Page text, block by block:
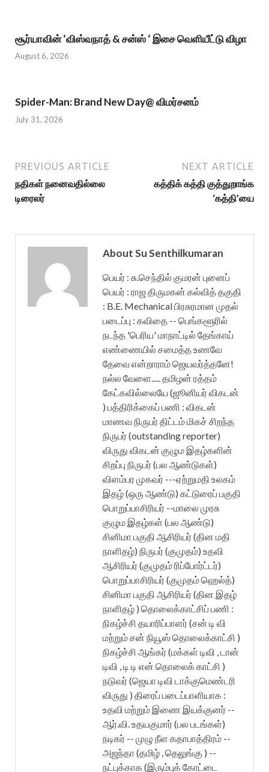
சூர்யாவின் ‘விஸ்வநாத் & சன்ஸ் ‘ இசை வெளியீட்டு விழா
August 6, 2026
Spider-Man: Brand New Day@ விமர்சனம்
July 31, 2026
PREVIOUS ARTICLE
நதிகள் நனைவதில்லை
டிரைலர்
NEXT ARTICLE
கத்திக் கத்தி குத்துறாங்க
‘கத்தி’யை
About Su Senthilkumaran
பெயர் : சு.செந்தில் குமரன் புனைப்
பெயர் : ராஜ திருமகன் கல்வித் தகுதி
: B.E. Mechanical பிரசுரமான முதல்
படைப்பு : கவிதை -- பெங்களூரில்
நடந்த 'பெரிய' மாநாட்டில் தேங்காய்
எண்ணையில் சமைத்த உணவே
தேவை என்றாராம் ஜெயவர்த்தனே!
நல்ல வேளை..... தமிழன் ரத்தம்
கேட்கவில்லையே (ஜூனியர் விகடன்
) பத்திரிக்கைப் பணி : விகடன்
மாணவ நிருபர் திட்டம் மிகச் சிறந்த
நிருபர் (outstanding reporter)
விருது விகடன் குழும இதழ்களின்
சிறப்பு நிருபர் (பல ஆண்டுகள்)
விளம்பர முகவர் ---ஏற்றுமதி உலகம்
இதழ் (ஒரு ஆண்டு) கட்டுரைப் பகுதி
பொறுப்பாசிரியர் --மாலை முரசு
குழும இதழ்கள் (பல ஆண்டு)
சினிமா பகுதி ஆசிரியர் (தின மதி
நாளிதழ்) நிருபர் (குமுதம்) உதவி
ஆசிரியர் (குமுதம் ரிப்போர்ட்டர்)
பொறுப்பாசிரியர் (குமுதம் ஹெல்த்)
சினிமா பகுதி ஆசிரியர் (தின இதழ்
நாளிதழ் ) தொலைக்காட்சிப் பணி :
நிகழ்ச்சி தயாரிப்பாளர் (சன் டி வி
மற்றும் சன் நியூஸ் தொலைக்காட்சி )
நிகழ்ச்சி ஆங்கர் (மக்கள் டிவி , டான்
டிவி , டி டி என் தொலைக் காட்சி )
நடுவர் (ஜெயா டிவி டாக்குமெண்டரி
விருது ) திரைப் படைப்பாளியாக :
உதவி மற்றும் இணை இயக்குனர் --
ஆர்.வி. உதயகுமார் (பல படங்கள்)
நடிகர் -- முழு நீள கதாபாத்திரம் --
அஜந்தா (தமிழ் , தெலுங்கு ) --
நட்புக்காக (இரும்புக் கோட்டை